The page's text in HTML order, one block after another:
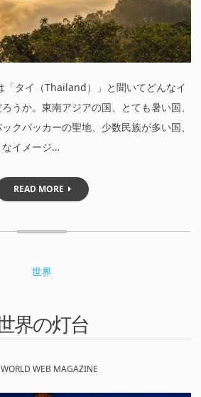
「タイ（Thailand）」と聞いてどんなイ
うか。東南アジアの国、とても暑い国、
クパッカーの聖地、少数民族が多い国、
イメージ…
READ MORE
世界
界の灯台
WORLD WEB MAGAZINE